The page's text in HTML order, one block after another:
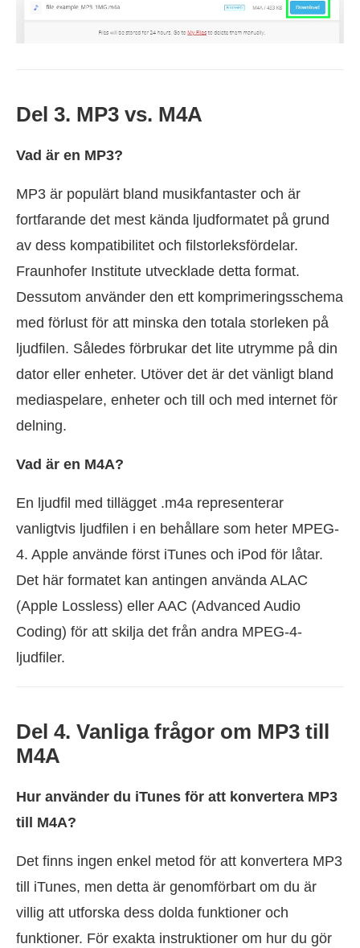
Del 3. MP3 vs. M4A
Vad är en MP3?
MP3 är populärt bland musikfantaster och är
fortfarande det mest kända ljudformatet på grund
av dess kompatibilitet och filstorleksfördelar.
Fraunhofer Institute utvecklade detta format.
Dessutom använder den ett komprimeringsschema
med förlust för att minska den totala storleken på
ljudfilen. Således förbrukar det lite utrymme på din
dator eller enheter. Utöver det är det vänligt bland
mediaspelare, enheter och till och med internet för
delning.
Vad är en M4A?
En ljudfil med tillägget .m4a representerar
vanligtvis ljudfilen i en behållare som heter MPEG-
4. Apple använde först iTunes och iPod för låtar.
Det här formatet kan antingen använda ALAC
(Apple Lossless) eller AAC (Advanced Audio
Coding) för att skilja det från andra MPEG-4-
ljudfiler.
Del 4. Vanliga frågor om MP3 till
M4A
Hur använder du iTunes för att konvertera MP3
till M4A?
Det finns ingen enkel metod för att konvertera MP3
till iTunes, men detta är genomförbart om du är
villig att utforska dess dolda funktioner och
funktioner. För exakta instruktioner om hur du gör